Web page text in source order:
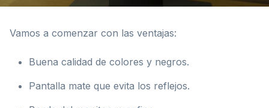
Vamos a comenzar con las ventajas:
Buena calidad de colores y negros.
Pantalla mate que evita los reflejos.